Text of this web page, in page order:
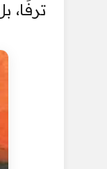
ترفًا،